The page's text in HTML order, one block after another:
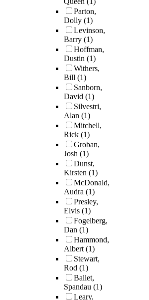
Parton,
Dolly (1)
Levinson,
Barry (1)
Hoffman,
Dustin (1)
Withers,
Bill (1)
Sanborn,
David (1)
Silvestri,
Alan (1)
Mitchell,
Rick (1)
Groban,
Josh (1)
Dunst,
Kirsten (1)
McDonald,
Audra (1)
Presley,
Elvis (1)
Fogelberg,
Dan (1)
Hammond,
Albert(1)
Stewart,
Rod (1)
Ballet,
Spandau (1)
Leary,